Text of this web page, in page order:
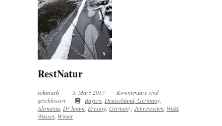
RestNatur
schorsch 5. März 2017
Kommentare sind
geschlossen
Bayern Deutschland, Germany,
Alemania Dr'hoam Eresing Germany Jahreszeiten Wald,
Wasser, Winter